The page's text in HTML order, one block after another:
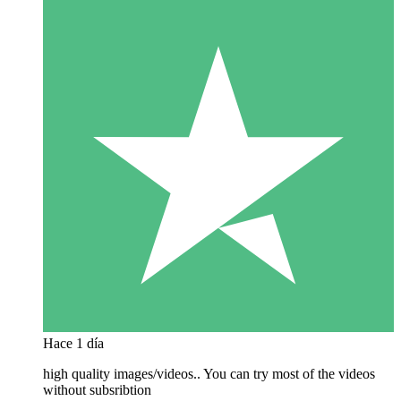
Hace 1 día
high quality images/videos.. You can try most of the videos
without subsribtion